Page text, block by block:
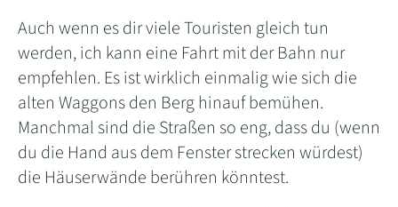
Auch wenn es dir viele Touristen gleich tun
werden, ich kann eine Fahrt mit der Bahn nur
empfehlen. Es ist wirklich einmalig wie sich die
alten Waggons den Berg hinauf bemühen.
Manchmal sind die Straßen so eng, dass du (wenn
du die Hand aus dem Fenster strecken würdest)
die Häuserwände berühren könntest.